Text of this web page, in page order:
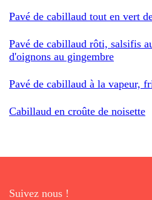
Pavé de cabillaud tout en vert
Pavé de cabillaud rôti, salsifis
d'oignons au gingembre
Pavé de cabillaud à la vapeur,
Cabillaud en croûte de noisette
Suivez nous !